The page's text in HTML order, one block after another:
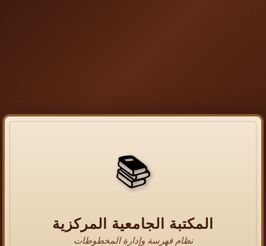
📚
المكتبة الجامعية المركزية
نظام فهرسة وإدارة المخطوطات